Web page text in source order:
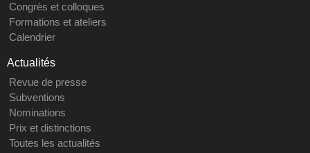
Congrès et colloques
Formations et ateliers
Calendrier
Actualités
Revue de presse
Subventions
Nominations
Prix et distinctions
Toutes les actualités